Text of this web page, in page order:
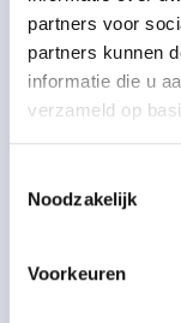
partners voor
partners kunnen
informatie die u
verzameld op
Noodzakelijk
Voorkeuren
Wat
Wat zijn